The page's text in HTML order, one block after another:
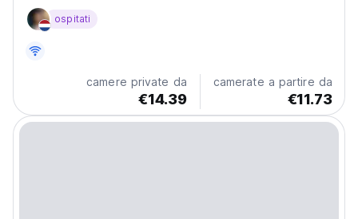
throughout the property. The property is non-smoking
and is located 600 metres from Resende Beach. Set in
ospitati
camere private da
€14.39
camerate a partire da
€11.73